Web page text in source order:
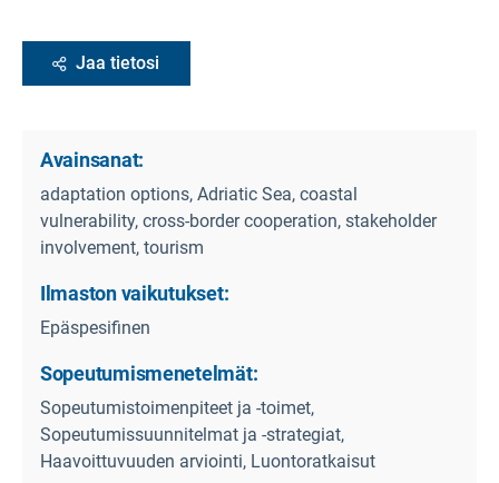
Jaa tietosi
Avainsanat:
adaptation options, Adriatic Sea, coastal
vulnerability, cross-border cooperation, stakeholder
involvement, tourism
Ilmaston vaikutukset:
Epäspesifinen
Sopeutumismenetelmät:
Sopeutumistoimenpiteet ja -toimet,
Sopeutumissuunnitelmat ja -strategiat,
Haavoittuvuuden arviointi, Luontoratkaisut